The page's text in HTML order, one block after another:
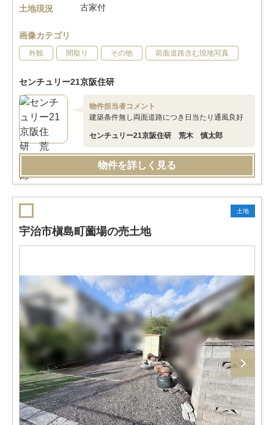
土地現況 古家付
画像カテゴリ
外観 間取り その他 前面道路含む現地写真
センチュリー21京阪住研
物件担当者コメント
建築条件無し両面道路につき日当たり通風良好
センチュリー21京阪住研 荒木 慎太郎
物件を詳しく見る
土地
宇治市槇島町薗場の売土地